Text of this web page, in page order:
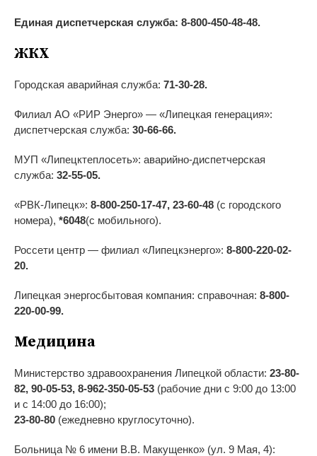
Единая диспетчерская служба: 8-800-450-48-48.
ЖКХ
Городская аварийная служба: 71-30-28.
Филиал АО «РИР Энерго» — «Липецкая генерация»:
диспетчерская служба: 30-66-66.
МУП «Липецктеплосеть»: аварийно-диспетчерская
служба: 32-55-05.
«РВК-Липецк»: 8-800-250-17-47, 23-60-48 (с городского
номера), *6048(с мобильного).
Россети центр — филиал «Липецкэнерго»: 8-800-220-02-
20.
Липецкая энергосбытовая компания: справочная: 8-800-
220-00-99.
Медицина
Министерство здравоохранения Липецкой области: 23-80-
82, 90-05-53, 8-962-350-05-53 (рабочие дни с 9:00 до 13:00
и с 14:00 до 16:00);
23-80-80 (ежедневно круглосуточно).
Больница № 6 имени В.В. Макущенко» (ул. 9 Мая, 4):